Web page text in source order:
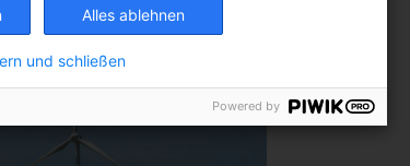
Alles ablehnen
und schließen
Powered by